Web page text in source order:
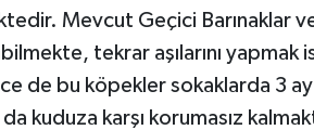
Mevcut Geçici Barınaklar
tekrar aşılarını
de bu köpekler sokaklarda 3
kuduza karşı korumasız